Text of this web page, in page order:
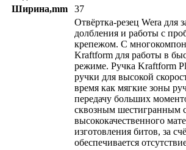
Ширина,mm
37
Отвёртка-резец Wera для
долбления и работы с
крепежом. С
Kraftform для работы в
режиме. Ручка Kraftform
ручки для высокой
время как мягкие зоны
передачу больших
сквозным шестигранным
высококачественного
изготовления битов, за
обеспечивается